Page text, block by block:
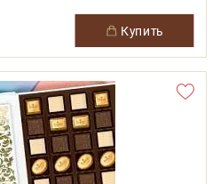
купить